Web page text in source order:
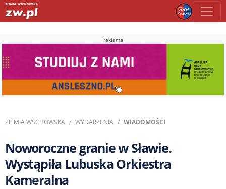
reklama
ZIEMIA WSCHOWSKA WYDARZENIA WIADOMOŚCI
Noworoczne granie w Sławie.
Wystąpiła Lubuska Orkiestra
Kameralna